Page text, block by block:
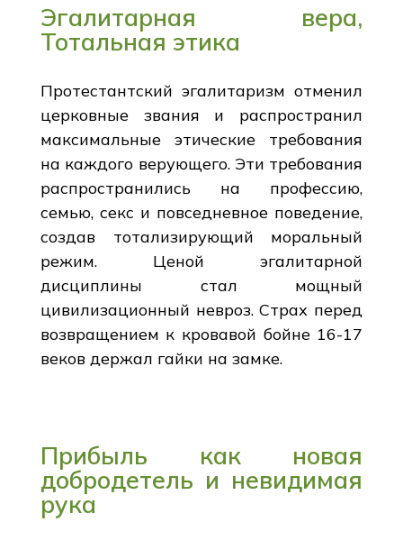
Эгалитарная вера,
Тотальная этика
Протестантский эгалитаризм отменил
церковные звания и распространил
максимальные этические требования
на каждого верующего. Эти требования
распространились на профессию,
семью, секс и повседневное поведение,
создав тотализирующий моральный
режим. Ценой эгалитарной
дисциплины стал мощный
цивилизационный невроз. Страх перед
возвращением к кровавой бойне 16-17
веков держал гайки на замке.
Прибыль как новая
добродетель и невидимая
рука